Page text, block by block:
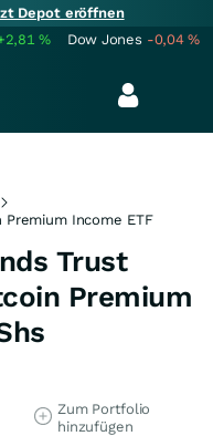
Depot eröffnen
% Dow Jones -0,04%
Premium Income ETF
Trust
Premium
Zum Portfolio
hinzufügen